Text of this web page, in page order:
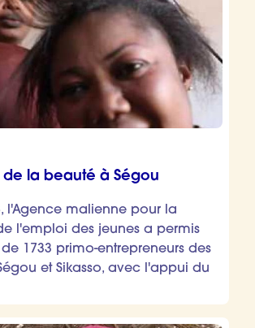
la beauté à Ségou
l'Agence malienne pour la
l'emploi des jeunes a permis
1733 primo-entrepreneurs des
et Sikasso, avec l'appui du